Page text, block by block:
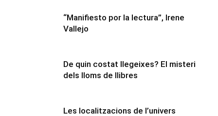
“Manifiesto por la lectura”, Irene
Vallejo
De quin costat llegeixes? El misteri
dels lloms de llibres
Les localitzacions de l’univers